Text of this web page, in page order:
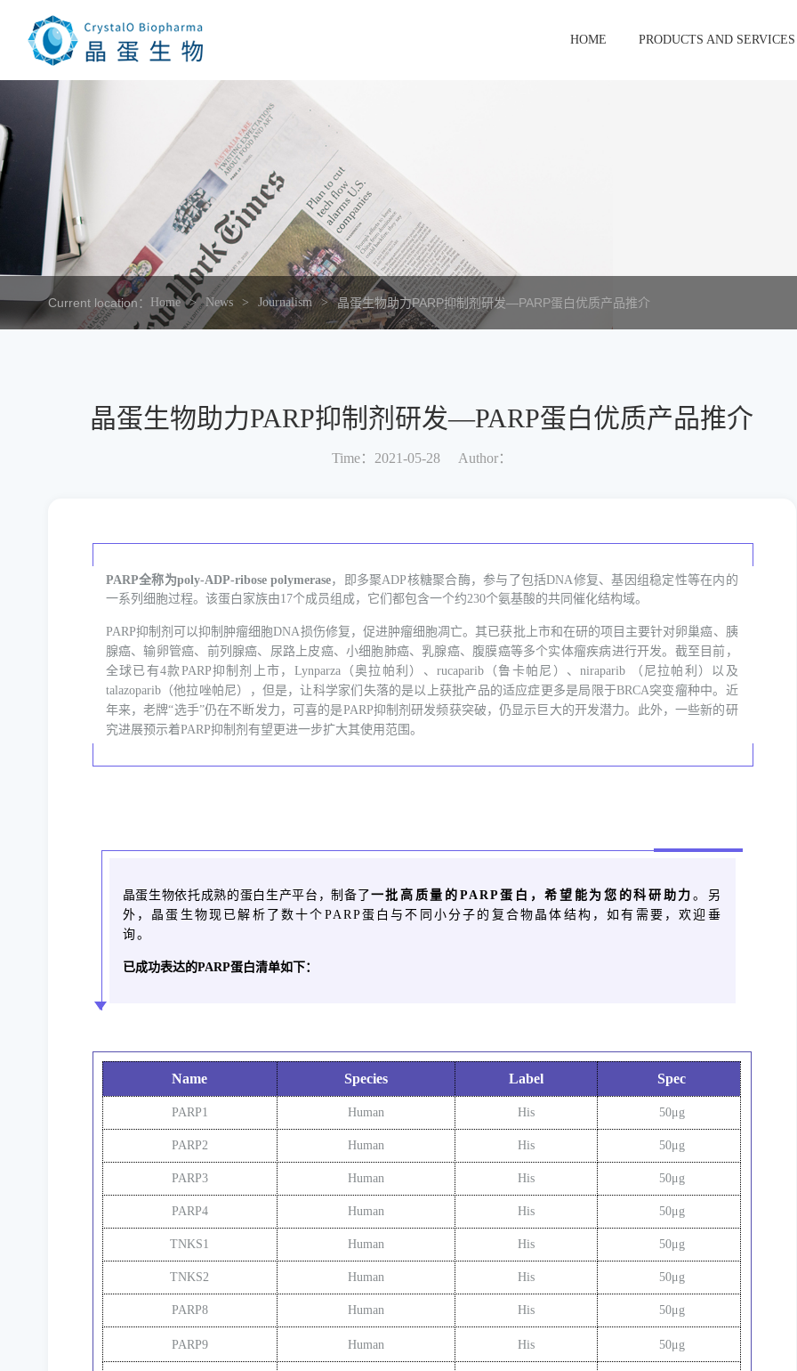
HOME PRODUCTS AND SERVICES
Current location： Home News Journalism 晶蛋生物助力PARP抑制剂研发—PARP蛋白优质产品推介
晶蛋生物助力PARP抑制剂研发—PARP蛋白优质产品推介
Time：2021-05-28 Author：
PARP全称为poly-ADP-ribose polymerase，即多聚ADP核糖聚合酶，参与了包括DNA修复、基因组稳定性等在内的
一系列细胞过程。该蛋白家族由17个成员组成，它们都包含一个约230个氨基酸的共同催化结构域。
PARP抑制剂可以抑制肿瘤细胞DNA损伤修复，促进肿瘤细胞凋亡。其已获批上市和在研的项目主要针对卵巢癌、胰
腺癌、输卵管癌、前列腺癌、尿路上皮癌、小细胞肺癌、乳腺癌、腹膜癌等多个实体瘤疾病进行开发。截至目前，
全球已有4款PARP抑制剂上市，Lynparza（奥拉帕利）、rucaparib（鲁卡帕尼）、niraparib （尼拉帕利）以及
talazoparib（他拉唑帕尼），但是，让科学家们失落的是以上获批产品的适应症更多是局限于BRCA突变瘤种中。近
年来，老牌“选手”仍在不断发力，可喜的是PARP抑制剂研发频获突破，仍显示巨大的开发潜力。此外，一些新的研
究进展预示着PARP抑制剂有望更进一步扩大其使用范围。
晶蛋生物依托成熟的蛋白生产平台，制备了一批高 质量 的PARP蛋白 ，希望能为您的科研助力 。另
外，晶蛋生物现已解析了数十个PARP蛋白与不同小分子的复合物晶体结构，如有需要，欢迎垂
询。
已成功表达的PARP蛋白清单如下：
Name Species Label Spec
PARP1 Human His 50μg
PARP2 Human His 50μg
PARP3 Human His 50μg
PARP4 Human His 50μg
TNKS1 Human His 50μg
TNKS2 Human His 50μg
PARP8 Human His 50μg
PARP9 Human His 50μg